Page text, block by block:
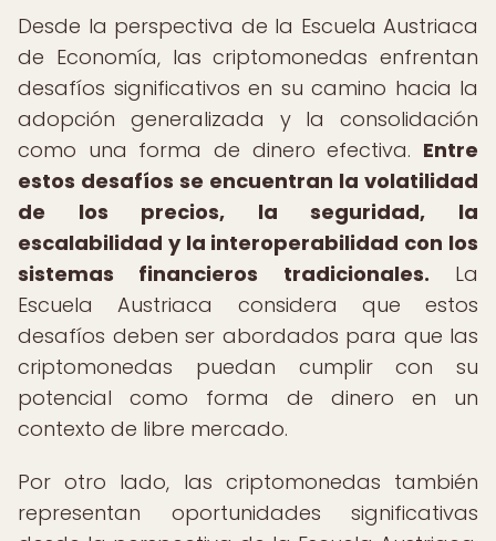
Desde la perspectiva de la Escuela Austriaca
de Economía, las criptomonedas enfrentan
desafíos significativos en su camino hacia la
adopción generalizada y la consolidación
como una forma de dinero efectiva. Entre
estos desafíos se encuentran la volatilidad
de los precios, la seguridad, la
escalabilidad y la interoperabilidad con los
sistemas financieros tradicionales. La
Escuela Austriaca considera que estos
desafíos deben ser abordados para que las
criptomonedas puedan cumplir con su
potencial como forma de dinero en un
contexto de libre mercado.
Por otro lado, las criptomonedas también
representan oportunidades significativas